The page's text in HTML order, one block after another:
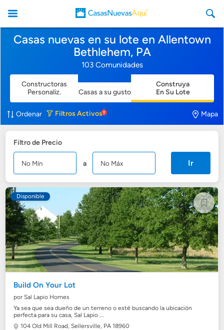
CasasNuevasAqui
Casas nuevas en su lote en Allentown
Bethlehem, PA
103 Comunidades
Constructoras
Personaliz.
Casas a su gusto
Construya
En Su Lote
Ordenar Filtros Activos Mapa
Filtro de Precio
a Ir
Disponible
Build On Your Lot
por Sal Lapio Homes
Ya sea que sea dueño de un terreno o esté buscando la ubicación
perfecta para su casa, Sal Lapio ...
104 Old Mill Road,Sellersville, PA 18960